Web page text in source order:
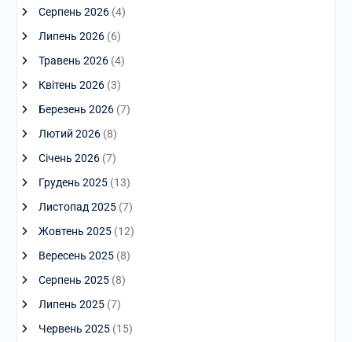
Серпень 2026(4)
Липень 2026(6)
Травень 2026(4)
Квітень 2026(3)
Березень 2026(7)
Лютий 2026(8)
Січень 2026(7)
Грудень 2025(13)
Листопад 2025(7)
Жовтень 2025(12)
Вересень 2025(8)
Серпень 2025(8)
Липень 2025(7)
Червень 2025(15)